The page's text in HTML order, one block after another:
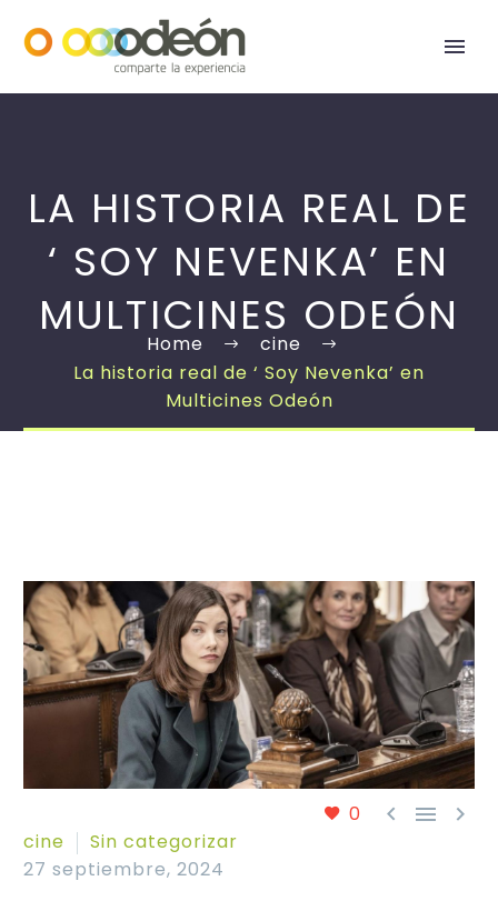
LA HISTORIA REAL DE
‘ SOY NEVENKA’ EN
MULTICINES ODEÓN
Home
cine
La historia real de ‘ Soy Nevenka’ en
Multicines Odeón
0   
cine
Sin categorizar
27 septiembre, 2024